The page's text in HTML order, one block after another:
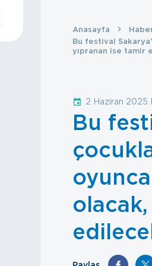
Anasayfa
Bu festival
yıpranan ise tamir
2 Haziran 2025
Bu